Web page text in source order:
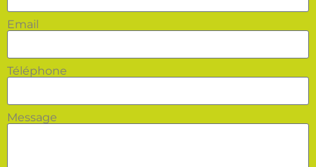
Email
Téléphone
Message